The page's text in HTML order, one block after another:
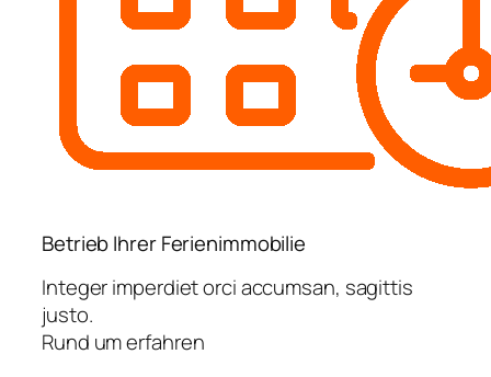
Betrieb Ihrer Ferienimmobilie
Integer imperdiet orci accumsan, sagittis
justo.
Rund um erfahren